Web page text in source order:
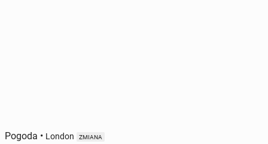
Pogoda • London ZMIANA